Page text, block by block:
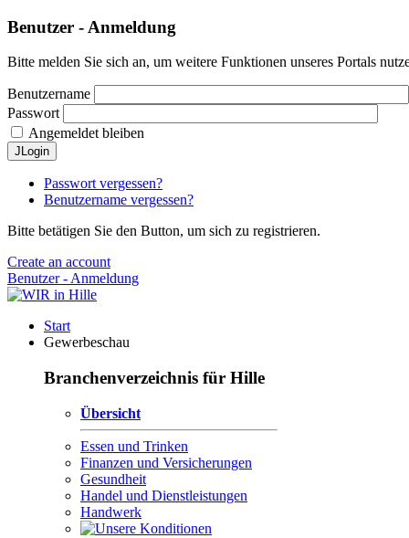
Benutzer - Anmeldung
Bitte melden Sie sich an, um weitere Funktionen unseres Portals
Benutzername
Passwort
Angemeldet bleiben
JLogin
Passwort vergessen?
Benutzername vergessen?
Bitte betätigen Sie den Button, um sich zu registrieren.
Create an account
Benutzer - Anmeldung
Start
Gewerbeschau
Branchenverzeichnis für Hille
Übersicht
Essen und Trinken
Finanzen und Versicherungen
Gesundheit
Handel und Dienstleistungen
Handwerk